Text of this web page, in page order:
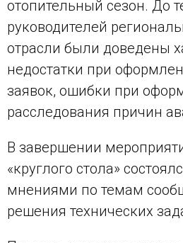
отопительный сезон. До
руководителей
отрасли были доведены
недостатки при
заявок, ошибки при
расследования причин
В завершении
«круглого стола»
мнениями по темам
решения технических